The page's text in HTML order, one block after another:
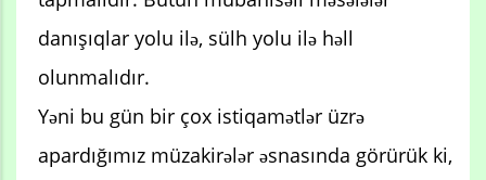
danışıqlar yolu ilə, sülh yolu ilə həll
olunmalıdır.
Yəni bu gün bir çox istiqamətlər üzrə
apardığımız müzakirələr əsnasında görürük ki,